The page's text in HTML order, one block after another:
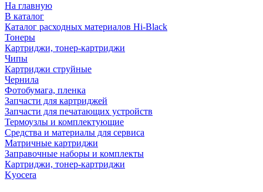
На главную
В каталог
Каталог расходных материалов Hi-Black
Тонеры
Картриджи, тонер-картриджи
Чипы
Картриджи струйные
Чернила
Фотобумага, пленка
Запчасти для картриджей
Запчасти для печатающих устройств
Термоузлы и комплектующие
Средства и материалы для сервиса
Матричные картриджи
Заправочные наборы и комплекты
Картриджи, тонер-картриджи
Kyocera